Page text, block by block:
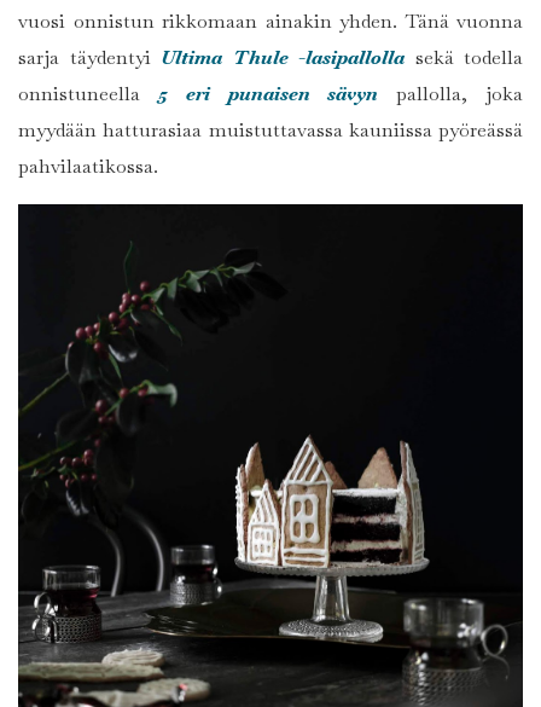
vuosi onnistun rikkomaan ainakin yhden. Tänä vuonna
sarja täydentyi Ultima Thule -lasipallolla sekä todella
onnistuneella 5 eri punaisen sävyn pallolla, joka
myydään hatturasiaa muistuttavassa kauniissa pyöreässä
pahvilaatikossa.